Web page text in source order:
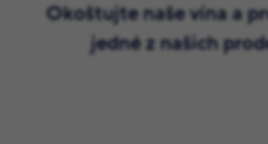
Okoštujte naše vína a
jedné z našich